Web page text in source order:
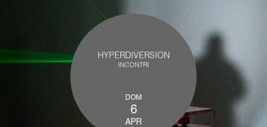
HYPERDIVERSION
INCONTRI
DOM
6
APR